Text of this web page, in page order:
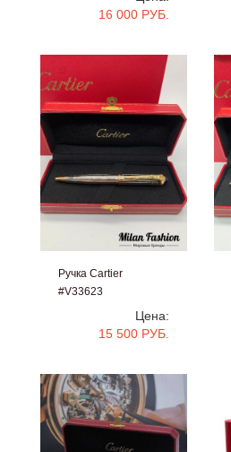
16 000 РУБ.
Ручка Cartier
#V33623
Цена:
15 500 РУБ.